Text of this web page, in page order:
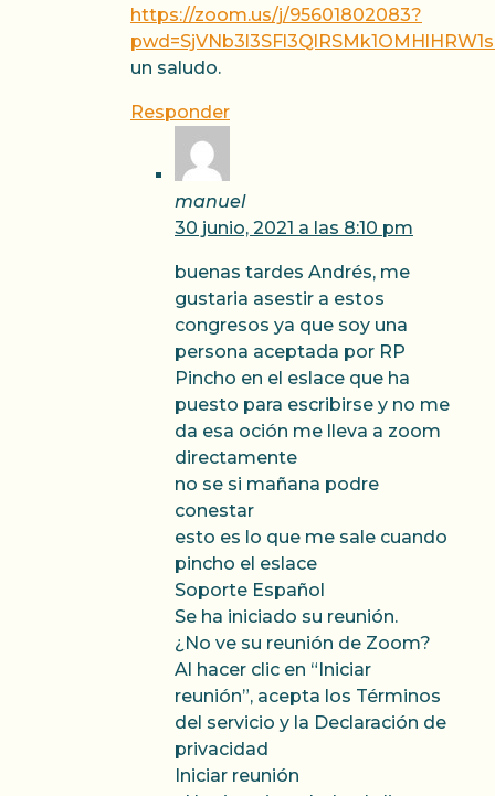
https://zoom.us/j/95601802083?
un saludo.
Responder
manuel
30 junio, 2021 a las 8:10 pm
buenas tardes Andrés, me
gustaria asestir a estos
congresos ya que soy una
persona aceptada por RP
Pincho en el eslace que ha
puesto para escribirse y no me
da esa oción me lleva a zoom
directamente
no se si mañana podre
conestar
esto es lo que me sale cuando
pincho el eslace
Soporte Español
Se ha iniciado su reunión.
¿No ve su reunión de Zoom?
Al hacer clic en “Iniciar
reunión”, acepta los Términos
del servicio y la Declaración de
privacidad
Iniciar reunión